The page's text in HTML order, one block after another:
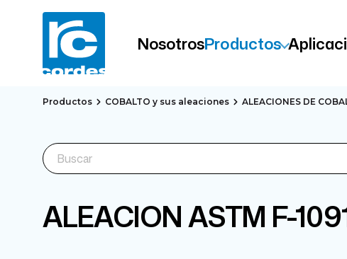
NosotrosProductos
Productos COBALTO y sus aleaciones ALEACIONES DE
ALEACION ASTM F-